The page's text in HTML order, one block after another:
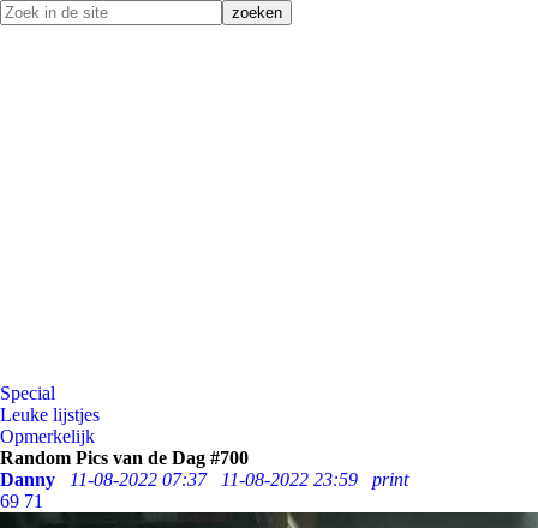
Special
Leuke lijstjes
Opmerkelijk
Random Pics van de Dag #700
Danny
11-08-2022 07:37 11-08-2022 23:59
print
69 71